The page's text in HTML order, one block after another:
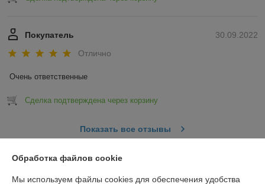
30.09.2022
Покупатель
Отлично
Очень ответственные
Сделка подтверждена через корзину
Показать все отзывы
Обработка файлов cookie
Мы используем файлы cookies для обеспечения удобства